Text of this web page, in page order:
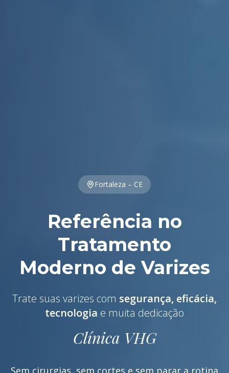
Fortaleza – CE
Referência no
Tratamento
Moderno de Varizes
Trate suas varizes com segurança, eficácia,
tecnologia e muita dedicação
Clínica VHG
Sem cirurgias, sem cortes e sem parar a rotina